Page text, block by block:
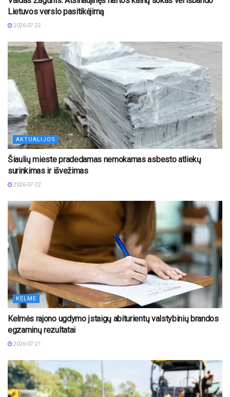
Lietuvos verslo pasitikėjimą
2026-07-22
AKTUALIJOS
Šiaulių mieste pradedamas nemokamas asbesto atliekų
surinkimas ir išvežimas
2026-07-22
KELMĖ
Kelmės rajono ugdymo įstaigų abiturientų valstybinių brandos
egzaminų rezultatai
2026-07-21